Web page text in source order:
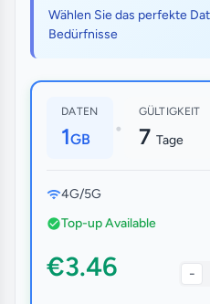
Wählen Sie das perfekte
Bedürfnisse
DATEN
1GB •
GÜLTIGKEIT
7 Tage
4G/5G
Top-up Available
€3.46 -